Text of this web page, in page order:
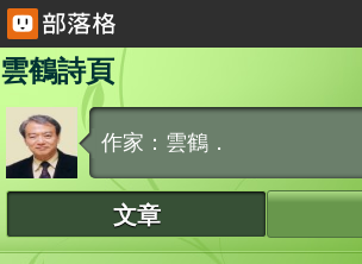
雲鶴詩頁
作家：雲鶴．
文章